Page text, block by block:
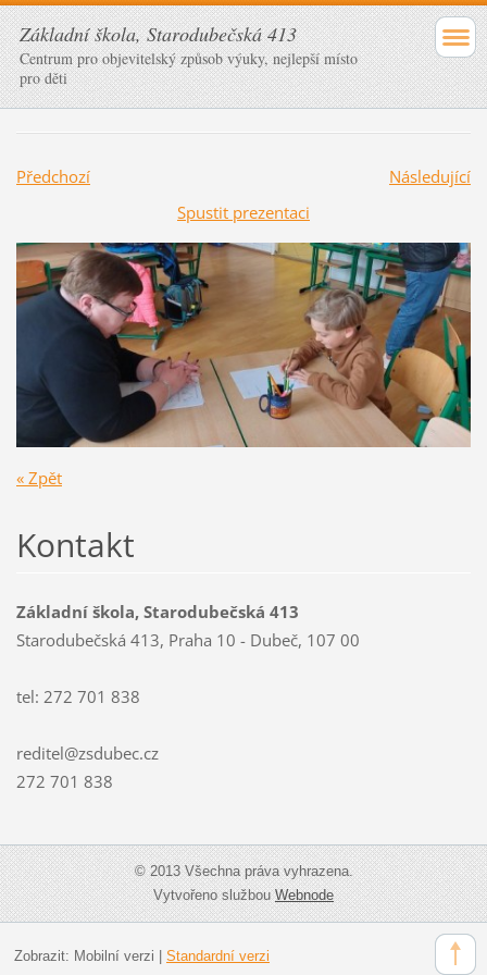
Základní škola, Starodubečská 413
Centrum pro objevitelský způsob výuky, nejlepší místo
pro děti
Předchozí
Následující
Spustit prezentaci
« Zpět
Kontakt
Základní škola, Starodubečská 413
Starodubečská 413, Praha 10 - Dubeč, 107 00
tel: 272 701 838
reditel@zsdubec.cz
272 701 838
© 2013 Všechna práva vyhrazena.
Vytvořeno službouWebnode
Zobrazit: Mobilní verzi | Standardní verzi